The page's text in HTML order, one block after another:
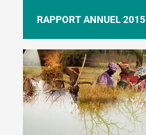
RAPPORT ANNUEL 2015